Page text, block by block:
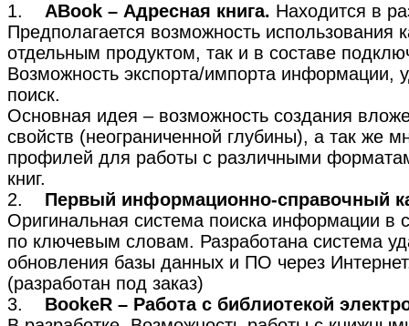
1. ABook – Адресная книга. Находится в
Предполагается возможность использования
отдельным продуктом, так и в составе
Возможность экспорта/импорта информации,
поиск.
Основная идея – возможность создания
свойств (неограниченной глубины), а так же
профилей для работы с различными
книг.
2. Первый информационно-справочный
Оригинальная система поиска информации в
по ключевым словам. Разработана система
обновления базы данных и ПО через
(разработан под заказ)
3.
BookeR – Работа с библиотекой